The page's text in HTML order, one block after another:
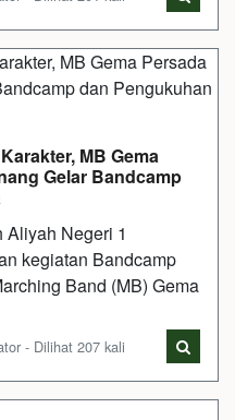
MB Gema
Gelar Bandcamp
Negeri 1
kegiatan Bandcamp
Band (MB) Gema
- Dilihat 207 kali